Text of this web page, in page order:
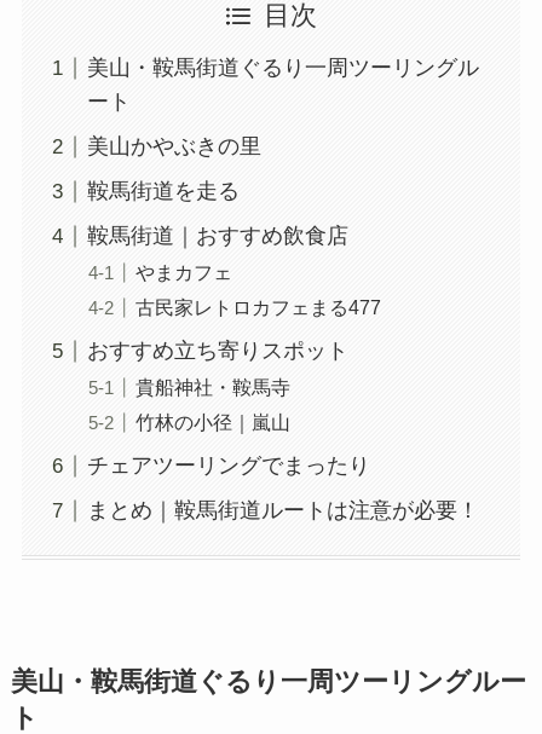
目次
美山・鞍馬街道ぐるり一周ツーリングル
ート
美山かやぶきの里
鞍馬街道を走る
鞍馬街道｜おすすめ飲食店
やまカフェ
古民家レトロカフェまる477
おすすめ立ち寄りスポット
貴船神社・鞍馬寺
竹林の小径｜嵐山
チェアツーリングでまったり
まとめ｜鞍馬街道ルートは注意が必要！
美山・鞍馬街道ぐるり一周ツーリングルー
ト